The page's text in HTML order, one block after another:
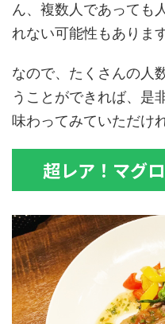
ん、複数人であっても
れない可能性もあります
なので、たくさんの人
うことができれば、是
味わってみていただけ
超レア！マグ